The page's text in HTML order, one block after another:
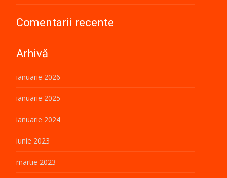
Comentarii recente
Arhivă
ianuarie 2026
ianuarie 2025
ianuarie 2024
iunie 2023
martie 2023